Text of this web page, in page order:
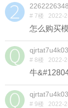
2262226348
# 7楼 2022-
怎么购买
qjrtat7u4k03
# 8楼 2022-
牛
qjrtat7u4k03
# 9楼 2022-